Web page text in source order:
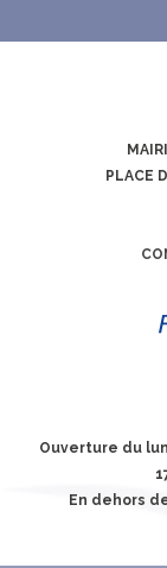
PLACE
Ouverture du
En dehors